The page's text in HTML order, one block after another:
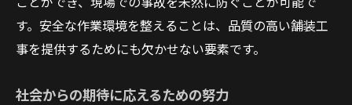
す。安全な作業環境を整えることは、品質の高い舗装工
事を提供するためにも欠かせない要素です。
社会からの期待に応えるための努力